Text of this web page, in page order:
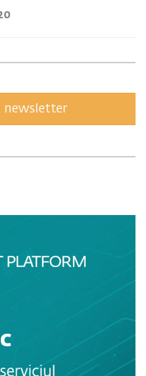
newsletter